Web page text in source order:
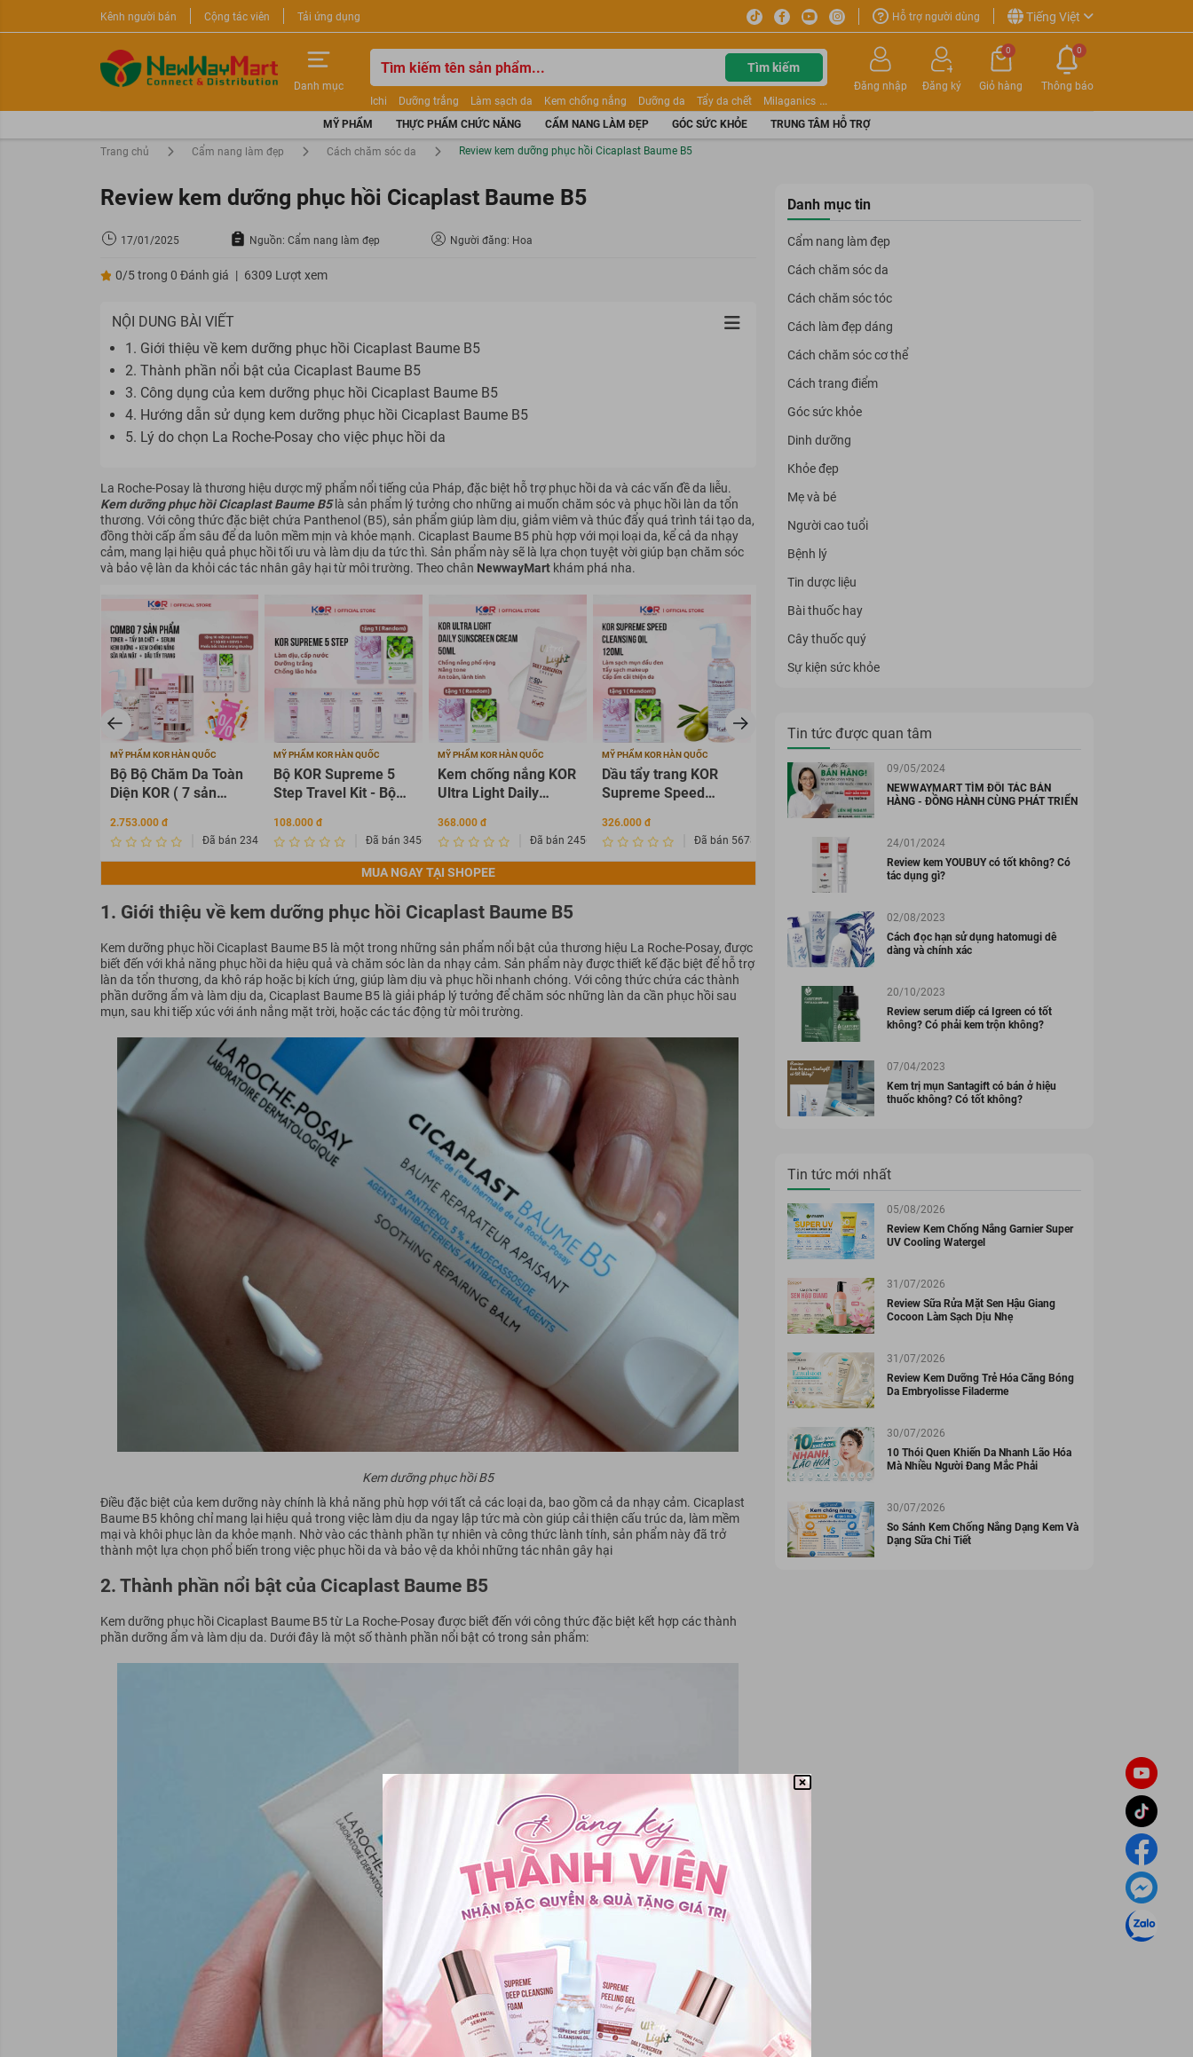
Kênh người bán Cộng tác viên Tải ứng dụng Hỗ trợ người dùng Tiếng Việt
Danh mục
Tìm kiếm
Ichi Dưỡng trắng Làm sạch da Kem chống nắng Dưỡng da Tẩy da chết
Milaganics
Nước tẩy trang
Kem trang điểm Dưỡng trắng Dior Mỹ phẩm Mặt nạ
Tinh chất
Sữa rửa mặt
Đăng nhập Đăng ký
0
Giỏ hàng Thông báo
0
MỸ PHẨM THỰC PHẨM CHỨC NĂNG CẨM NANG LÀM ĐẸP GÓC SỨC KHỎE TRUNG TÂM HỖ TRỢ
Trang chủ Cẩm nang làm đẹp Cách chăm sóc da Review kem dưỡng phục hồi Cicaplast Baume B5
Review kem dưỡng phục hồi Cicaplast Baume B5
17/01/2025 Nguồn: Cẩm nang làm đẹp Người đăng: Hoa
0/5 trong 0 Đánh giá | 6309 Lượt xem
NỘI DUNG BÀI VIẾT
1. Giới thiệu về kem dưỡng phục hồi Cicaplast Baume B5
2. Thành phần nổi bật của Cicaplast Baume B5
3. Công dụng của kem dưỡng phục hồi Cicaplast Baume B5
4. Hướng dẫn sử dụng kem dưỡng phục hồi Cicaplast Baume B5
5. Lý do chọn La Roche-Posay cho việc phục hồi da
La Roche-Posay là thương hiệu dược mỹ phẩm nổi tiếng của Pháp, đặc biệt hỗ trợ phục hồi da và các vấn đề da liễu.
Kem dưỡng phục hồi Cicaplast Baume B5là sản phẩm lý tưởng cho những ai muốn chăm sóc và phục hồi làn da tổn
thương. Với công thức đặc biệt chứa Panthenol (B5), sản phẩm giúp làm dịu, giảm viêm và thúc đẩy quá trình tái tạo da,
đồng thời cấp ẩm sâu để da luôn mềm mịn và khỏe mạnh. Cicaplast Baume B5 phù hợp với mọi loại da, kể cả da nhạy
cảm, mang lại hiệu quả phục hồi tối ưu và làm dịu da tức thì. Sản phẩm này sẽ là lựa chọn tuyệt vời giúp bạn chăm sóc
và bảo vệ làn da khỏi các tác nhân gây hại từ môi trường. Theo chân NewwayMartkhám phá nha.
MỸ PHẨM KOR HÀN QUỐC
Bộ Bộ Chăm Da Toàn
Diện KOR ( 7 sản
2.753.000 đ
Đã bán 2345675
MỸ PHẨM KOR HÀN QUỐC
Bộ KOR Supreme 5
Step Travel Kit - Bộ
108.000 đ
Đã bán 3456435
MỸ PHẨM KOR HÀN QUỐC
Kem chống nắng KOR
Ultra Light Daily
SPF 50+ PA ++++
368.000 đ
Đã bán 2456342
MỸ PHẨM KOR HÀN QUỐC
Dầu tẩy trang KOR
Supreme Speed
326.000 đ
Đã bán 567835
Sữa Rửa Mặt KOR
Supreme Deep
Cleansing Foam
Đã bán 2657268
Tẩy Da Chết KOR
Supreme Peeling Gel
MUA NGAY TẠI SHOPEE
1. Giới thiệu về kem dưỡng phục hồi Cicaplast Baume B5
Kem dưỡng phục hồi Cicaplast Baume B5 là một trong những sản phẩm nổi bật của thương hiệu La Roche-Posay, được
biết đến với khả năng phục hồi da hiệu quả và chăm sóc làn da nhạy cảm. Sản phẩm này được thiết kế đặc biệt để hỗ trợ
làn da tổn thương, da khô ráp hoặc bị kích ứng, giúp làm dịu và phục hồi nhanh chóng. Với công thức chứa các thành
phần dưỡng ẩm và làm dịu da, Cicaplast Baume B5 là giải pháp lý tưởng để chăm sóc những làn da cần phục hồi sau
mụn, sau khi tiếp xúc với ánh nắng mặt trời, hoặc các tác động từ môi trường.
Kem dưỡng phục hồi B5
Điều đặc biệt của kem dưỡng này chính là khả năng phù hợp với tất cả các loại da, bao gồm cả da nhạy cảm. Cicaplast
Baume B5 không chỉ mang lại hiệu quả trong việc làm dịu da ngay lập tức mà còn giúp cải thiện cấu trúc da, làm mềm
mại và khôi phục làn da khỏe mạnh. Nhờ vào các thành phần tự nhiên và công thức lành tính, sản phẩm này đã trở
thành một lựa chọn phổ biến trong việc phục hồi da và bảo vệ da khỏi những tác nhân gây hại
2. Thành phần nổi bật của Cicaplast Baume B5
Kem dưỡng phục hồi Cicaplast Baume B5 từ La Roche-Posay được biết đến với công thức đặc biệt kết hợp các thành
phần dưỡng ẩm và làm dịu da. Dưới đây là một số thành phần nổi bật có trong sản phẩm:
Danh mục tin
Cẩm nang làm đẹp
Cách chăm sóc da
Cách chăm sóc tóc
Cách làm đẹp dáng
Cách chăm sóc cơ thể
Cách trang điểm
Góc sức khỏe
Dinh dưỡng
Khỏe đẹp
Mẹ và bé
Người cao tuổi
Bệnh lý
Tin dược liệu
Bài thuốc hay
Cây thuốc quý
Sự kiện sức khỏe
Tin tức được quan tâm
09/05/2024
NEWWAYMART TÌM ĐỐI TÁC BÁN
HÀNG - ĐỒNG HÀNH CÙNG PHÁT TRIỂN
24/01/2024
Review kem YOUBUY có tốt không? Có
tác dụng gì?
02/08/2023
Cách đọc hạn sử dụng hatomugi dễ
dàng và chính xác
20/10/2023
Review serum diếp cá Igreen có tốt
không? Có phải kem trộn không?
07/04/2023
Kem trị mụn Santagift có bán ở hiệu
thuốc không? Có tốt không?
Tin tức mới nhất
05/08/2026
Review Kem Chống Nắng Garnier Super
UV Cooling Watergel
31/07/2026
Review Sữa Rửa Mặt Sen Hậu Giang
Cocoon Làm Sạch Dịu Nhẹ
31/07/2026
Review Kem Dưỡng Trẻ Hóa Căng Bóng
Da Embryolisse Filaderme
30/07/2026
10 Thói Quen Khiến Da Nhanh Lão Hóa
Mà Nhiều Người Đang Mắc Phải
30/07/2026
So Sánh Kem Chống Nắng Dạng Kem Và
Dạng Sữa Chi Tiết